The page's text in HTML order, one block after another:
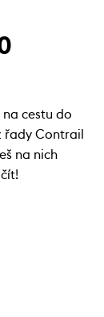
na cestu do
řady Contrail
na nich